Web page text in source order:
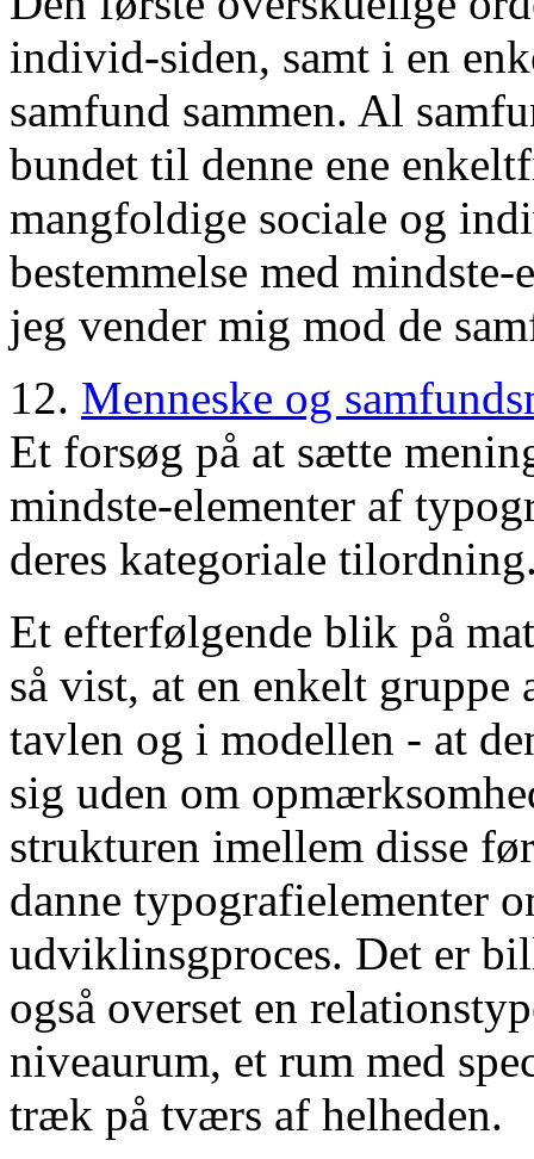
individ-siden, samt i en
samfund sammen. Al
bundet til denne ene
mangfoldige sociale og
bestemmelse med
jeg vender mig mod de
12. Menneske og
Et forsøg på at sætte
mindste-elementer af
deres kategoriale
Et efterfølgende blik på
så vist, at en enkelt
tavlen og i modellen - at
sig uden om
strukturen imellem disse
danne typografielementer
udviklinsgproces. Det er
også overset en
niveaurum, et rum med
træk på tværs af helheden.